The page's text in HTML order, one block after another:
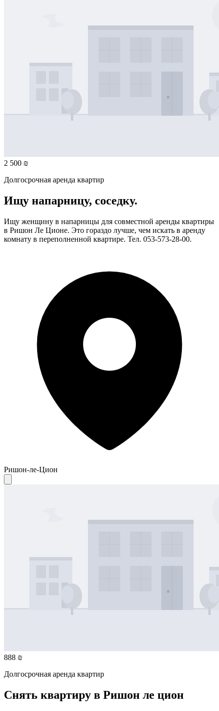
2 500 ₪
Долгосрочная аренда квартир
Ищу напарницу, соседку.
Ищу женщину в напарницы для совместной аренды квартиры
в Ришон Ле Ционе. Это гораздо лучше, чем искать в аренду
комнату в переполненной квартире. Тел. 053-573-28-00.
Ришон-ле-Цион
888 ₪
Долгосрочная аренда квартир
Снять квартиру в Ришон ле цион